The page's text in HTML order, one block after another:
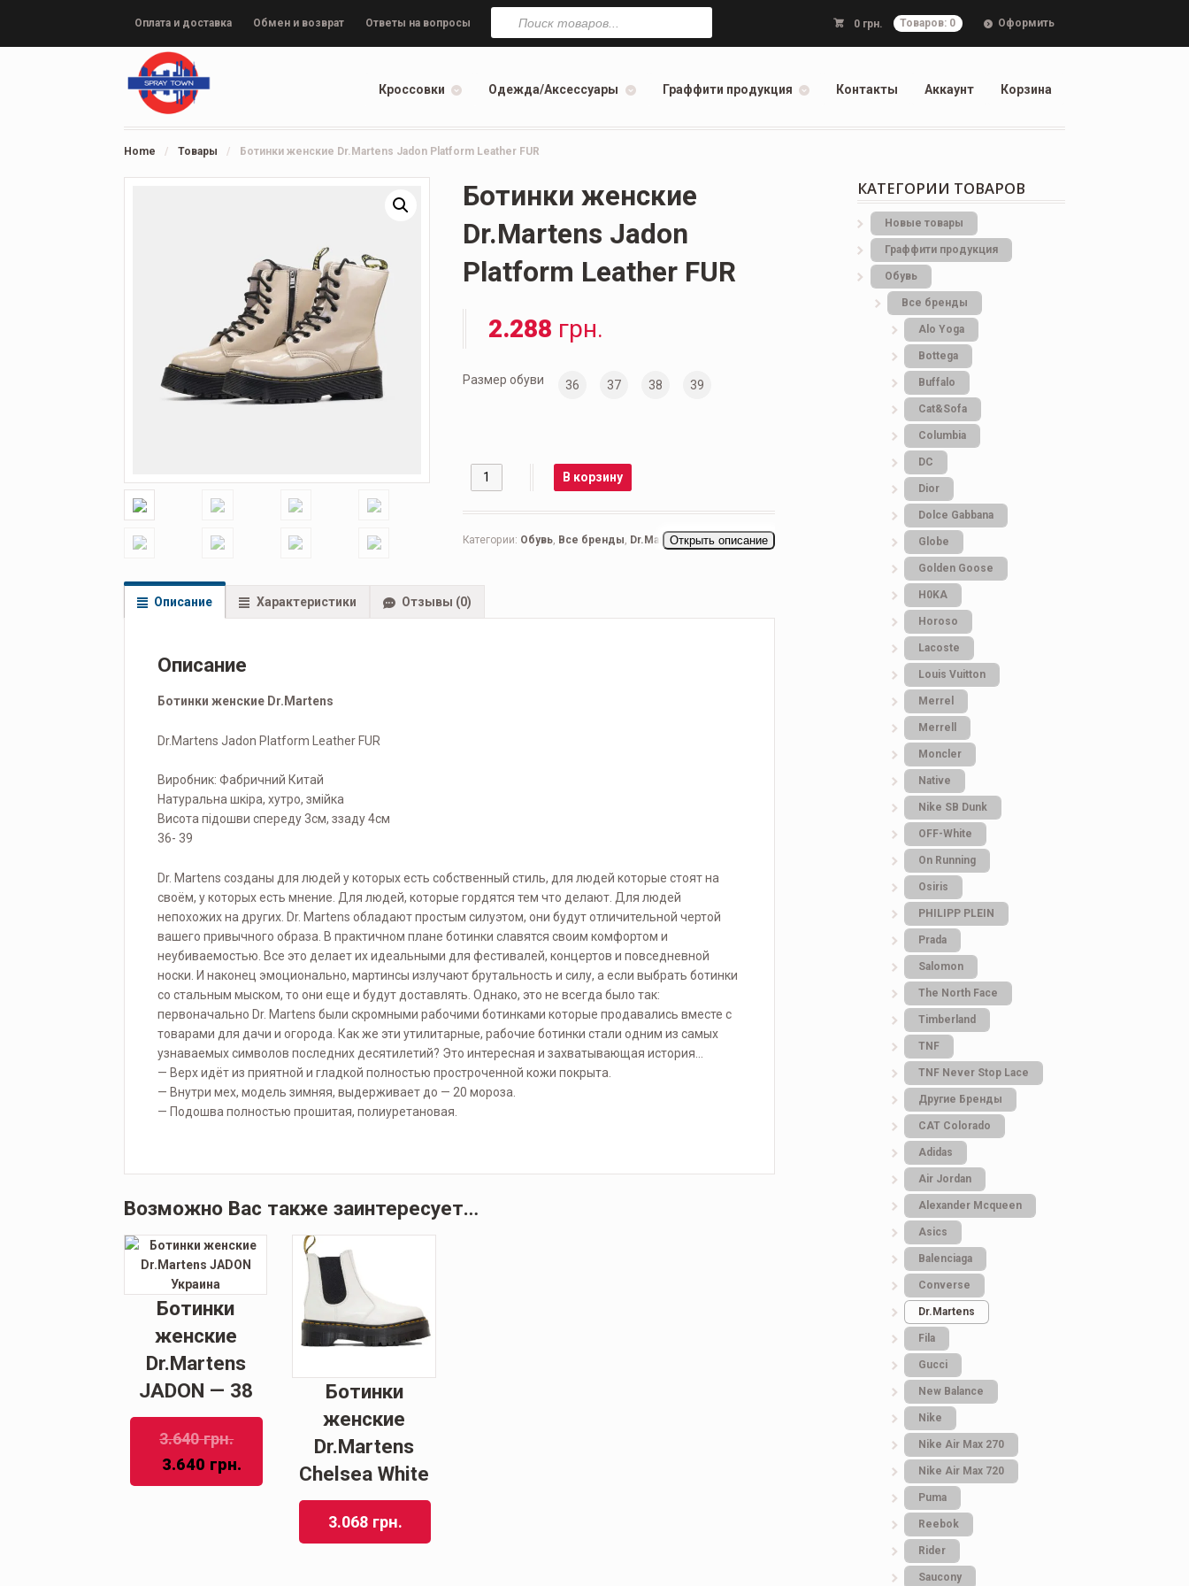
Оплата и доставка Обмен и возврат Ответы на вопросы 0 грн. Товаров: 0 Оформить
Поиск
товаров
Кроссовки Одежда/Аксессуары Граффити продукция Контакты Аккаунт Корзина
Home / Товары / Ботинки женские Dr.Martens Jadon Platform Leather FUR
Ботинки женские
Dr.Martens Jadon
Platform Leather FUR
2.288 грн.
Размер обуви 36 37 38 39
Количество В корзину
Категории: Обувь, Все бренды Dr.Martens,Женская
Открыть описание
Описание Характеристики Отзывы (0)
Описание
Ботинки женские Dr.Martens
Dr.Martens Jadon Platform Leather FUR
Виробник: Фабричний Китай
Натуральна шкіра, хутро, змійка
Висота підошви спереду 3см, ззаду 4см
36- 39
Dr. Martens созданы для людей у которых есть собственный стиль, для людей которые стоят на
своём, у которых есть мнение. Для людей, которые гордятся тем что делают. Для людей
непохожих на других. Dr. Martens обладают простым силуэтом, они будут отличительной чертой
вашего привычного образа. В практичном плане ботинки славятся своим комфортом и
неубиваемостью. Все это делает их идеальными для фестивалей, концертов и повседневной
носки. И наконец эмоционально, мартинсы излучают брутальность и силу, а если выбрать ботинки
со стальным мыском, то они еще и будут доставлять. Однако, это не всегда было так:
первоначально Dr. Martens были скромными рабочими ботинками которые продавались вместе с
товарами для дачи и огорода. Как же эти утилитарные, рабочие ботинки стали одним из самых
узнаваемых символов последних десятилетий? Это интересная и захватывающая история…
— Верх идёт из приятной и гладкой полностью простроченной кожи покрыта.
— Внутри мех, модель зимняя, выдерживает до — 20 мороза.
— Подошва полностью прошитая, полиуретановая.
Возможно Вас также заинтересует…
Ботинки
женские
Dr.Martens
JADON — 38
3.640грн.
3.640 грн.
Ботинки
женские
Dr.Martens
Chelsea White
3.068 грн.
КАТЕГОРИИ ТОВАРОВ
Новые товары
Граффити продукция
Обувь
Все бренды
Alo Yoga
Bottеga
Buffalo
Cat&Sofa
Columbia
DC
Dior
Dolce Gabbana
Globe
Golden Goose
H0KA
Horoso
Lacoste
Louis Vuitton
Merrel
Merrell
Moncler
Native
Nike SB Dunk
OFF-White
On Running
Osiris
PHILIPP PLEIN
Prada
Salomon
The North Face
Timberland
TNF
TNF Never Stop Lace
Другие Бренды
САТ Colorado
Adidas
Air Jordan
Alexander Mcqueen
Asics
Balenciaga
Converse
Dr.Martens
Fila
Gucci
New Balance
Nike
Nike Air Max 270
Nike Air Max 720
Puma
Reebok
Rider
Saucony